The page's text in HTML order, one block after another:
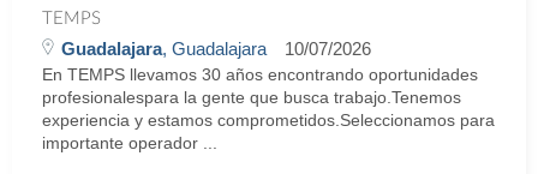
TEMPS
Guadalajara, Guadalajara 10/07/2026
En TEMPS llevamos 30 años encontrando oportunidades
profesionalespara la gente que busca trabajo.Tenemos
experiencia y estamos comprometidos.Seleccionamos para
importante operador ...